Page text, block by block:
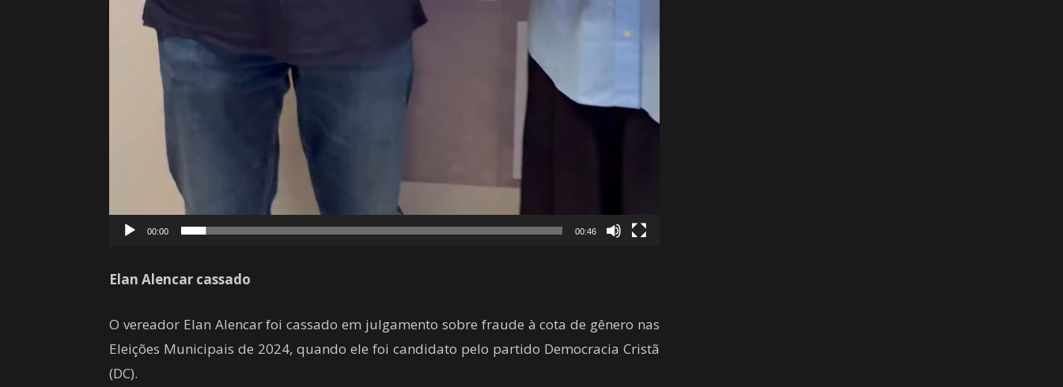
00:00 00:46
Elan Alencar cassado
O vereador Elan Alencar foi cassado em julgamento sobre fraude à cota de gênero nas
Eleições Municipais de 2024, quando ele foi candidato pelo partido Democracia Cristã
(DC).